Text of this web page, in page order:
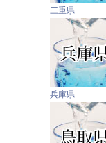
三重県
兵庫県